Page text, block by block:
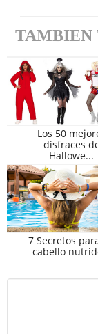
TAMBIEN
Los 50
disfraces
Hallowe...
7 Secretos
cabello